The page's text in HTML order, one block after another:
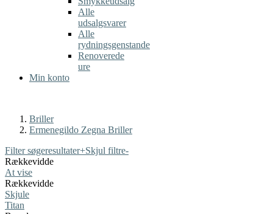
Alle
udsalgsvarer
Alle
rydningsgenstande
Renoverede
ure
Min konto
Briller
Ermenegildo Zegna Briller
Filter søgeresultater+Skjul filtre-
Rækkevidde
At vise
Rækkevidde
Skjule
Titan